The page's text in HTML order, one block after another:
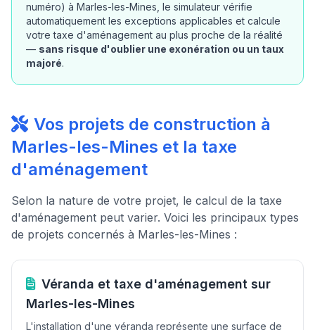
numéro) à Marles-les-Mines, le simulateur vérifie
automatiquement les exceptions applicables et calcule
votre taxe d'aménagement au plus proche de la réalité
— sans risque d'oublier une exonération ou un taux
majoré.
Vos projets de construction à
Marles-les-Mines et la taxe
d'aménagement
Selon la nature de votre projet, le calcul de la taxe
d'aménagement peut varier. Voici les principaux types
de projets concernés à Marles-les-Mines :
Véranda et taxe d'aménagement sur
Marles-les-Mines
L'installation d'une véranda représente une surface de